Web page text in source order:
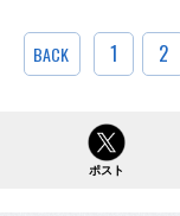
BACK 1 2
ポスト